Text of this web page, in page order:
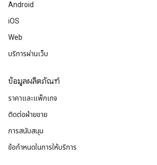
Android
iOS
Web
บริการผ่านเว็บ
ข้อมูลผลิตภัณฑ์
ราคาและแพ็กเกจ
ติดต่อฝ่ายขาย
การสนับสนุน
ข้อกำหนดในการให้บริการ